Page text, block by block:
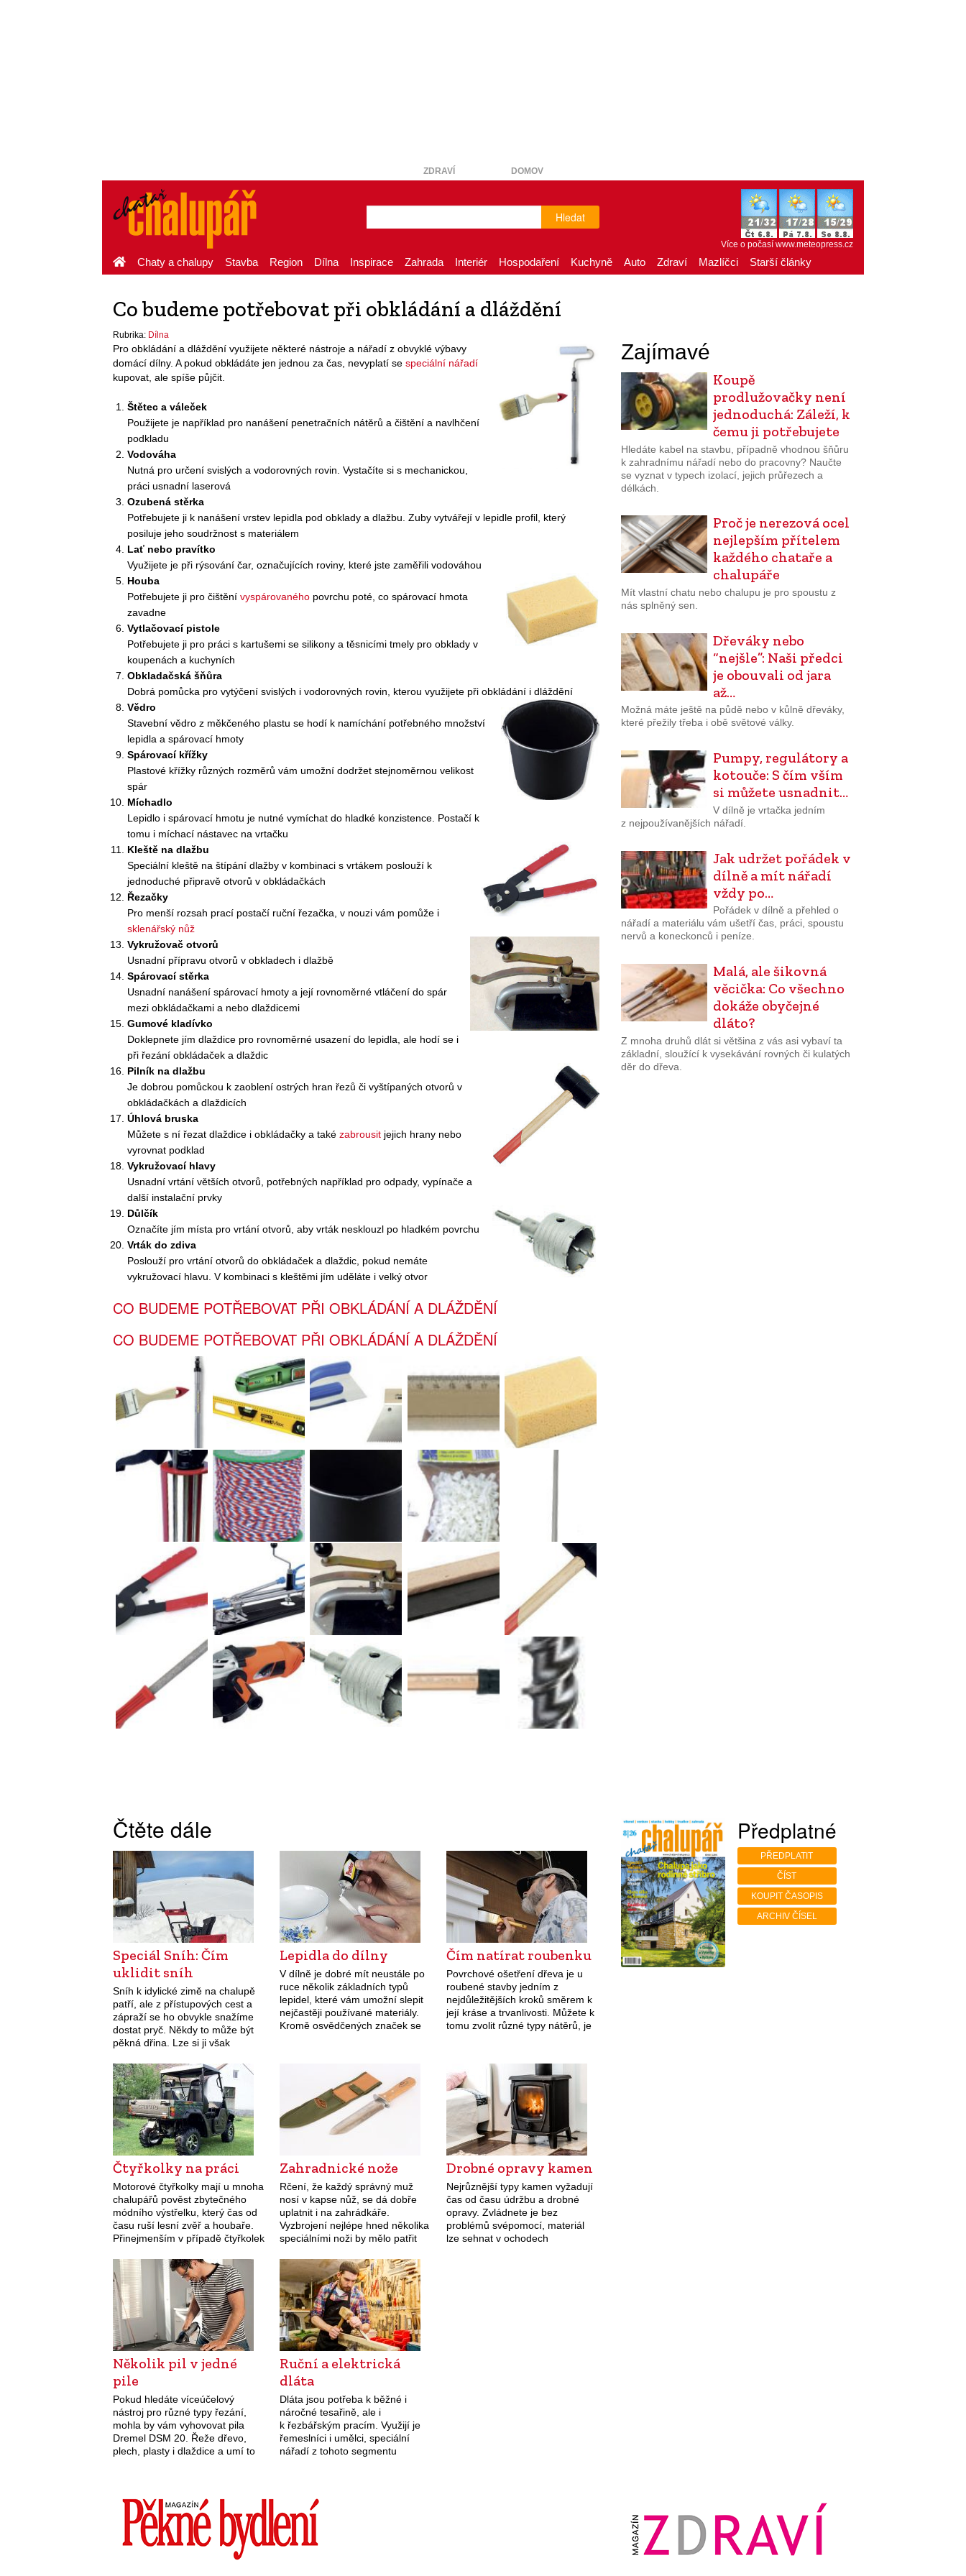
ZDRAVÍ DOMOV
Hledat
Více o počasí www.meteopress.cz
Chaty a chalupy Stavba Region Dílna Inspirace Zahrada Interiér Hospodaření Kuchyně Auto Zdraví Mazlíčci Starší články
Co budeme potřebovat při obkládání a dláždění
Rubrika: Dílna
Pro obkládání a dláždění využijete některé nástroje a nářadí z obvyklé výbavy
domácí dílny. A pokud obkládáte jen jednou za čas, nevyplatí se speciální nářadí
kupovat, ale spíše půjčit.
Štětec a váleček
Použijete je například pro nanášení penetračních nátěrů a čištění a navlhčení
podkladu
Vodováha
Nutná pro určení svislých a vodorovných rovin. Vystačíte si s mechanickou,
práci usnadní laserová
Ozubená stěrka
Potřebujete ji k nanášení vrstev lepidla pod obklady a dlažbu. Zuby vytvářejí v lepidle profil, který
posiluje jeho soudržnost s materiálem
Lať nebo pravítko
Využijete je při rýsování čar, označujících roviny, které jste zaměřili vodováhou
Houba
Potřebujete ji pro čištění vyspárovanéhopovrchu poté, co spárovací hmota
zavadne
Vytlačovací pistole
Potřebujete ji pro práci s kartušemi se silikony a těsnicími tmely pro obklady v
koupenách a kuchyních
Obkladačská šňůra
Dobrá pomůcka pro vytýčení svislých i vodorovných rovin, kterou využijete při obkládání i dláždění
Vědro
Stavební vědro z měkčeného plastu se hodí k namíchání potřebného množství
lepidla a spárovací hmoty
Spárovací křížky
Plastové křížky různých rozměrů vám umožní dodržet stejnoměrnou velikost
spár
Míchadlo
Lepidlo i spárovací hmotu je nutné vymíchat do hladké konzistence. Postačí k
tomu i míchací nástavec na vrtačku
Kleště na dlažbu
Speciální kleště na štípání dlažby v kombinaci s vrtákem poslouží k
jednoduché připravě otvorů v obkládačkách
Řezačky
Pro menší rozsah prací postačí ruční řezačka, v nouzi vám pomůže i
sklenářský nůž
Vykružovač otvorů
Usnadní přípravu otvorů v obkladech i dlažbě
Spárovací stěrka
Usnadní nanášení spárovací hmoty a její rovnoměrné vtláčení do spár
mezi obkládačkami a nebo dlaždicemi
Gumové kladívko
Doklepnete jím dlaždice pro rovnoměrné usazení do lepidla, ale hodí se i
při řezání obkládaček a dlaždic
Pilník na dlažbu
Je dobrou pomůckou k zaoblení ostrých hran řezů či vyštípaných otvorů v
obkládačkách a dlaždicích
Úhlová bruska
Můžete s ní řezat dlaždice i obkládačky a také zabrousitjejich hrany nebo
vyrovnat podklad
Vykružovací hlavy
Usnadní vrtání větších otvorů, potřebných například pro odpady, vypínače a
další instalační prvky
Důlčík
Označíte jím místa pro vrtání otvorů, aby vrták nesklouzl po hladkém povrchu
Vrták do zdiva
Poslouží pro vrtání otvorů do obkládaček a dlaždic, pokud nemáte
vykružovací hlavu. V kombinaci s kleštěmi jím uděláte i velký otvor
CO BUDEME POTŘEBOVAT PŘI OBKLÁDÁNÍ A DLÁŽDĚNÍ
CO BUDEME POTŘEBOVAT PŘI OBKLÁDÁNÍ A DLÁŽDĚNÍ
Zajímavé
Koupě
prodlužovačky není
jednoduchá: Záleží, k
čemu ji potřebujete
Hledáte kabel na stavbu, případně vhodnou šňůru
k zahradnímu nářadí nebo do pracovny? Naučte
se vyznat v typech izolací, jejich průřezech a
délkách.
Proč je nerezová ocel
nejlepším přítelem
každého chataře a
chalupáře
Mít vlastní chatu nebo chalupu je pro spoustu z
nás splněný sen.
Dřeváky nebo
“nejšle”: Naši předci
je obouvali od jara
až…
Možná máte ještě na půdě nebo v kůlně dřeváky,
které přežily třeba i obě světové války.
Pumpy, regulátory a
kotouče: S čím vším
si můžete usnadnit…
V dílně je vrtačka jedním
z nejpoužívanějších nářadí.
Jak udržet pořádek v
dílně a mít nářadí
vždy po…
Pořádek v dílně a přehled o
nářadí a materiálu vám ušetří čas, práci, spoustu
nervů a koneckonců i peníze.
Malá, ale šikovná
věcička: Co všechno
dokáže obyčejné
dláto?
Z mnoha druhů dlát si většina z vás asi vybaví ta
základní, sloužící k vysekávání rovných či kulatých
děr do dřeva.
Čtěte dále
Speciál Sníh: Čím
uklidit sníh
Sníh k idylické zimě na chalupě
patří, ale z přístupových cest a
zápraží se ho obvykle snažíme
dostat pryč. Někdy to může být
pěkná dřina. Lze si ji však
nářadím. Pro boj…
Lepidla do dílny
V dílně je dobré mít neustále po
ruce několik základních typů
lepidel, které vám umožní slepit
nejčastěji používané materiály.
Kromě osvědčených značek se
Čím natírat roubenku
Povrchové ošetření dřeva je u
roubené stavby jedním z
nejdůležitějších kroků směrem k
její kráse a trvanlivosti. Můžete k
tomu zvolit různé typy nátěrů, je
máme na…
Čtyřkolky na práci
Motorové čtyřkolky mají u mnoha
chalupářů pověst zbytečného
módního výstřelku, který čas od
času ruší lesní zvěř a houbaře.
Přinejmenším v případě čtyřkolek
nezaslouženou. Farmářské
čtyřkolky, vybavené nejrůznějšími
doplňky, můžou být…
Zahradnické nože
Rčení, že každý správný muž
nosí v kapse nůž, se dá dobře
uplatnit i na zahrádkáře.
Vyzbrojení nejlépe hned několika
speciálními noži by mělo patřit
z nich.
Drobné opravy kamen
Nejrůznější typy kamen vyžadují
čas od času údržbu a drobné
opravy. Zvládnete je bez
problémů svépomocí, materiál
lze sehnat v ochodech
Několik pil v jedné
pile
Pokud hledáte víceúčelový
nástroj pro různé typy řezání,
mohla by vám vyhovovat pila
Dremel DSM 20. Řeže dřevo,
plech, plasty i dlaždice a umí to
Ruční a elektrická
dláta
Dláta jsou potřeba k běžné i
náročné tesařině, ale i
k řezbářským pracím. Využijí je
řemeslníci i umělci, speciální
nářadí z tohoto segmentu
Předplatné
PŘEDPLATIT
ČÍST
KOUPIT ČASOPIS
ARCHIV ČÍSEL